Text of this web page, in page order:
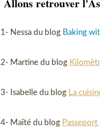
1- Nessa du blog Baking
2- Martine du blog
3- Isabelle du blog La
4- Maïté du blog